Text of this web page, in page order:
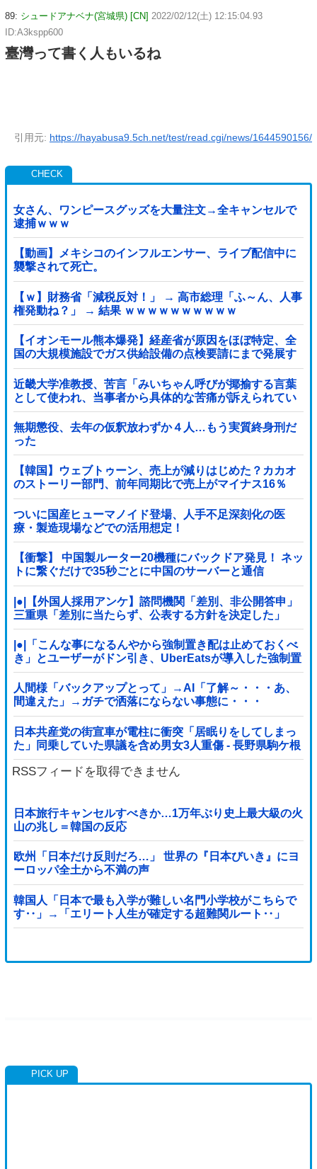
89: シュードアナベナ(宮城県) [CN] 2022/02/12(土) 12:15:04.93
ID:A3kspp600
臺灣って書く人もいるね
引用元: https://hayabusa9.5ch.net/test/read.cgi/news/1644590156/
女さん、ワンピースグッズを大量注文→全キャンセルで
逮捕ｗｗｗ
【動画】メキシコのインフルエンサー、ライブ配信中に
襲撃されて死亡。
【ｗ】財務省「減税反対！」 → 高市総理「ふ～ん、人事
権発動ね？」 → 結果 ｗｗｗｗｗｗｗｗｗｗ
【イオンモール熊本爆発】経産省が原因をほぼ特定、全
国の大規模施設でガス供給設備の点検要請にまで発展す
る事態に・・・【PICKUP】
近畿大学准教授、苦言「みいちゃん呼びが揶揄する言葉
として使われ、当事者から具体的な苦痛が訴えられてい
る。文化芸術は人を傷つけてもよい。ただし、傷つけ方
がある」他
無期懲役、去年の仮釈放わずか４人…もう実質終身刑だ
った
【韓国】ウェブトゥーン、売上が減りはじめた？カカオ
のストーリー部門、前年同期比で売上がマイナス16％
ついに国産ヒューマノイド登場、人手不足深刻化の医
療・製造現場などでの活用想定！
【衝撃】 中国製ルーター20機種にバックドア発見！ ネッ
トに繋ぐだけで35秒ごとに中国のサーバーと通信
|●|【外国人採用アンケ】諮問機関「差別、非公開答申」
三重県「差別に当たらず、公表する方針を決定した」
|●|「こんな事になるんやから強制置き配は止めておくべ
き」とユーザーがドン引き、UberEatsが導入した強制置
き配が起こしたのは……
人間様「バックアップとって」→AI「了解～・・・あ、
間違えた」→ガチで洒落にならない事態に・・・
日本共産党の街宣車が電柱に衝突「居眠りをしてしまっ
た」同乗していた県議を含め男女3人重傷 - 長野県駒ケ根
市 [8/6]
RSSフィードを取得できません
日本旅行キャンセルすべきか…1万年ぶり史上最大級の火
山の兆し＝韓国の反応
欧州「日本だけ反則だろ…」 世界の『日本びいき』にヨ
ーロッパ全土から不満の声
韓国人「日本で最も入学が難しい名門小学校がこちらで
す‥」→「エリート人生が確定する超難関ルート‥」